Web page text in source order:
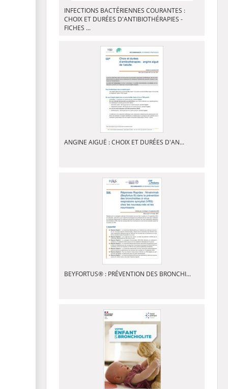
INFECTIONS BACTÉRIENNES COURANTES :
CHOIX ET DURÉES D'ANTIBIOTHÉRAPIES -
FICHES ...
ANGINE AIGUË : CHOIX ET DURÉES D'AN...
BEYFORTUS® : PRÉVENTION DES BRONCHI...